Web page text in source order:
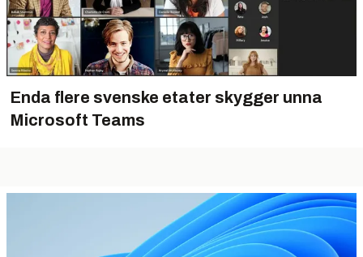
Enda flere svenske etater skygger unna
Microsoft Teams